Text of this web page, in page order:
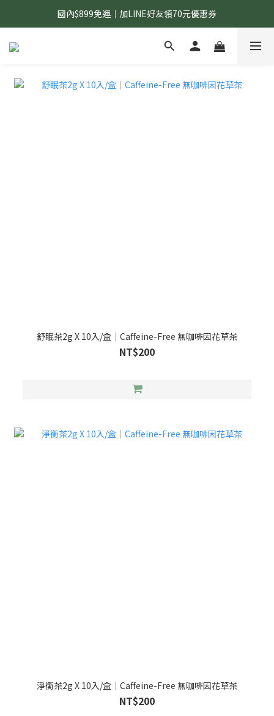
國內$899免運｜加LINE好友領70元優惠券
國內$899免運｜加LINE好友領70元優惠券
訂單滿$1,200｜送好日隨行冷水瓶 (贈完為止)
舒眠茶2g X 10入/盒｜Caffeine-Free 無咖啡因花草茶
NT$200
淨衡茶2g X 10入/盒｜Caffeine-Free 無咖啡因花草茶
NT$200